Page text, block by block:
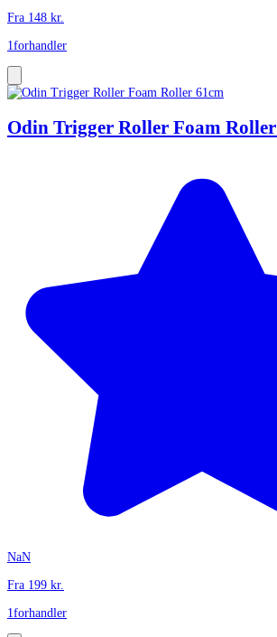
Fra 148 kr.
1 forhandler
Odin Trigger Roller Foam
NaN
Fra 199 kr.
1 forhandler